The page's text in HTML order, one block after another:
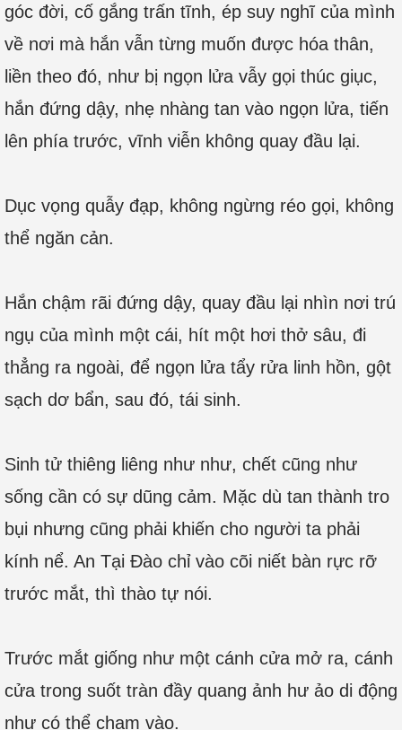
góc đời, cố gắng trấn tĩnh, ép suy nghĩ của mình
về nơi mà hắn vẫn từng muốn được hóa thân,
liền theo đó, như bị ngọn lửa vẫy gọi thúc giục,
hắn đứng dậy, nhẹ nhàng tan vào ngọn lửa, tiến
lên phía trước, vĩnh viễn không quay đầu lại.
Dục vọng quẫy đạp, không ngừng réo gọi, không
thể ngăn cản.
Hắn chậm rãi đứng dậy, quay đầu lại nhìn nơi trú
ngụ của mình một cái, hít một hơi thở sâu, đi
thẳng ra ngoài, để ngọn lửa tẩy rửa linh hồn, gột
sạch dơ bẩn, sau đó, tái sinh.
Sinh tử thiêng liêng như như, chết cũng như
sống cần có sự dũng cảm. Mặc dù tan thành tro
bụi nhưng cũng phải khiến cho người ta phải
kính nể. An Tại Đào chỉ vào cõi niết bàn rực rỡ
trước mắt, thì thào tự nói.
Trước mắt giống như một cánh cửa mở ra, cánh
cửa trong suốt tràn đầy quang ảnh hư ảo di động
như có thể chạm vào.